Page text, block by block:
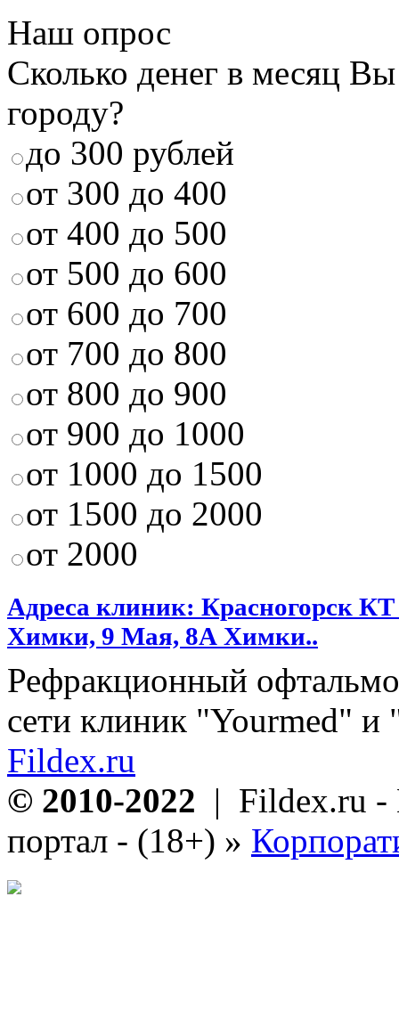
Наш опрос
Сколько денег в месяц
городу?
до 300 рублей
от 300 до 400
от 400 до 500
от 500 до 600
от 600 до 700
от 700 до 800
от 800 до 900
от 900 до 1000
от 1000 до 1500
от 1500 до 2000
от 2000
Адреса клиник: Красногорск
Химки, 9 Мая, 8А Химки..
Рефракционный
сети клиник "Yourmed" и
Fildex.ru
© 2010-2022 | Fildex.ru -
портал - (18+) »